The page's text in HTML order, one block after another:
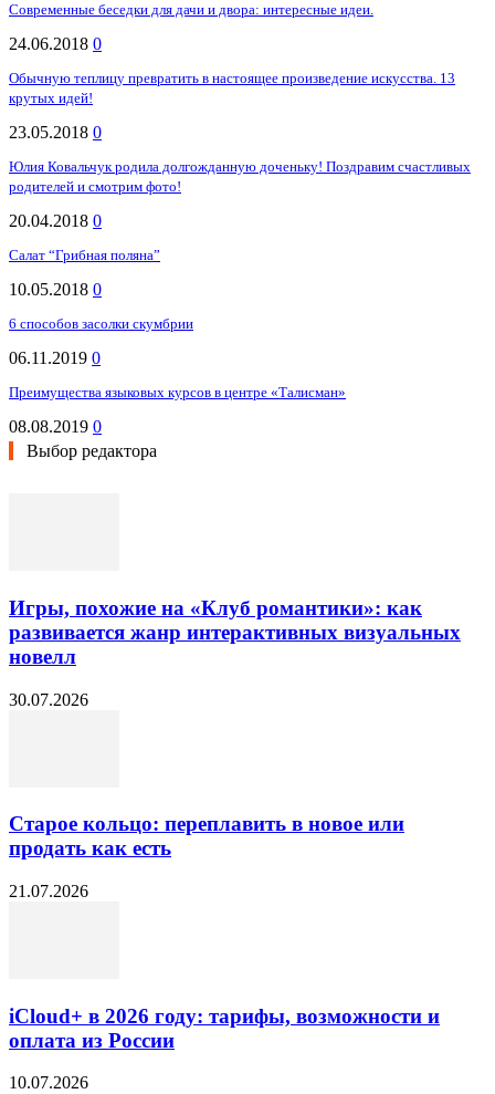
Современные беседки для дачи и двора: интересные идеи.
24.06.2018 0
Обычную теплицу превратить в настоящее произведение искусства. 13
крутых идей!
23.05.2018 0
Юлия Ковальчук родила долгожданную доченьку! Поздравим счастливых
родителей и смотрим фото!
20.04.2018 0
Салат “Грибная поляна”
10.05.2018 0
6 способов засолки скумбрии
06.11.2019 0
Преимущества языковых курсов в центре «Талисман»
08.08.2019 0
Выбор редактора
Игры, похожие на «Клуб романтики»: как
развивается жанр интерактивных визуальных
новелл
30.07.2026
Старое кольцо: переплавить в новое или
продать как есть
21.07.2026
iCloud+ в 2026 году: тарифы, возможности и
оплата из России
10.07.2026